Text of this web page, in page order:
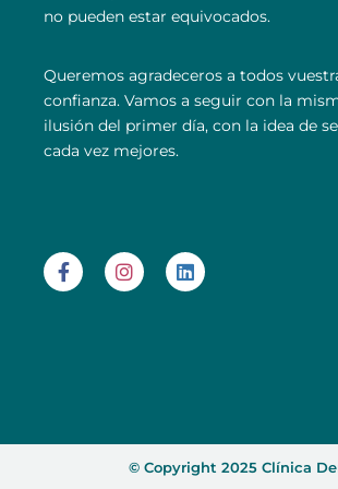
no pueden estar equivocados.
Queremos agradeceros a todos
confianza. Vamos a seguir con la
ilusión del primer día, con la idea de
cada vez mejores.
© Copyright 2025 Clínica